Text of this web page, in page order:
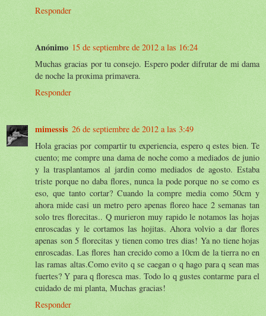
Responder
Anónimo 15 de septiembre de 2012 a las 16:24
Muchas gracias por tu consejo. Espero poder difrutar de mi dama
de noche la proxima primavera.
Responder
mimessis 26 de septiembre de 2012 a las 3:49
Hola gracias por compartir tu experiencia, espero q estes bien. Te
cuento; me compre una dama de noche como a mediados de junio
y la trasplantamos al jardin como mediados de agosto. Estaba
triste porque no daba flores, nunca la pode porque no se como es
eso, que tanto cortar? Cuando la compre media como 50cm y
ahora mide casi un metro pero apenas floreo hace 2 semanas tan
solo tres florecitas.. Q murieron muy rapido le notamos las hojas
enroscadas y le cortamos las hojitas. Ahora volvio a dar flores
apenas son 5 florecitas y tienen como tres dias! Ya no tiene hojas
enroscadas. Las flores han crecido como a 10cm de la tierra no en
las ramas altas.Como evito q se caegan o q hago para q sean mas
fuertes? Y para q floresca mas. Todo lo q gustes contarme para el
cuidado de mi planta, Muchas gracias!
Responder